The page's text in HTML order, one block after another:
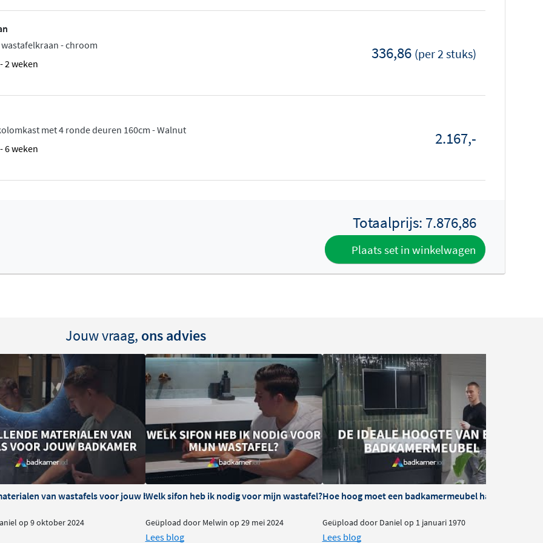
Dlux badmeubel volop
technologie
in Oak of Walnut is
geleverd. Zo
bij de montage.
wastafelkraan - chroom
2 weken
336,86 (per 2 stuks)
met 4 ronde deuren 160cm - Walnut
6 weken
2.167,-
Totaalprijs: 7.876,86
Plaats set in winkelwagen
Jouw vraag, ons advies
van wastafels voor jouw badkamer
op 9 oktober 2024
Welk sifon heb ik nodig voor mijn wastafel?
Geüpload door Melwin op 29 mei 2024
Lees blog
Hoe hoog moet een badkamermeubel hangen?
Geüpload door Daniel op 1 januari 1970
Lees blog